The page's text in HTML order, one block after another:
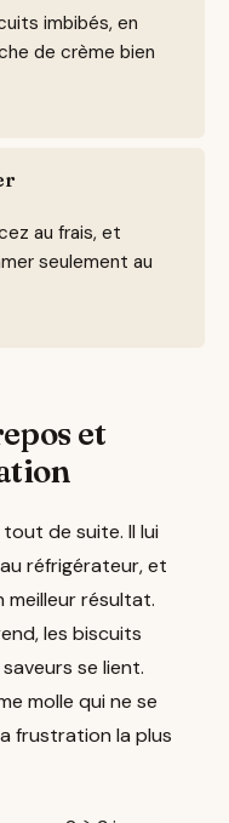
imbibés, en
de crème bien
au frais, et
seulement au
et
de suite. Il lui
réfrigérateur, et
meilleur résultat.
les biscuits
se lient.
molle qui ne se
frustration la plus